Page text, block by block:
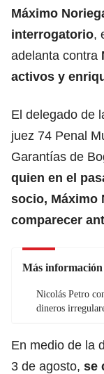
Máximo
interrogatorio,
adelanta contra
activos y
El delegado de
juez 74 Penal
Garantías de
quien en el
socio, Máximo
comparecer
Más información
Nicolás Petro
dineros
En medio de la
3 de agosto, se